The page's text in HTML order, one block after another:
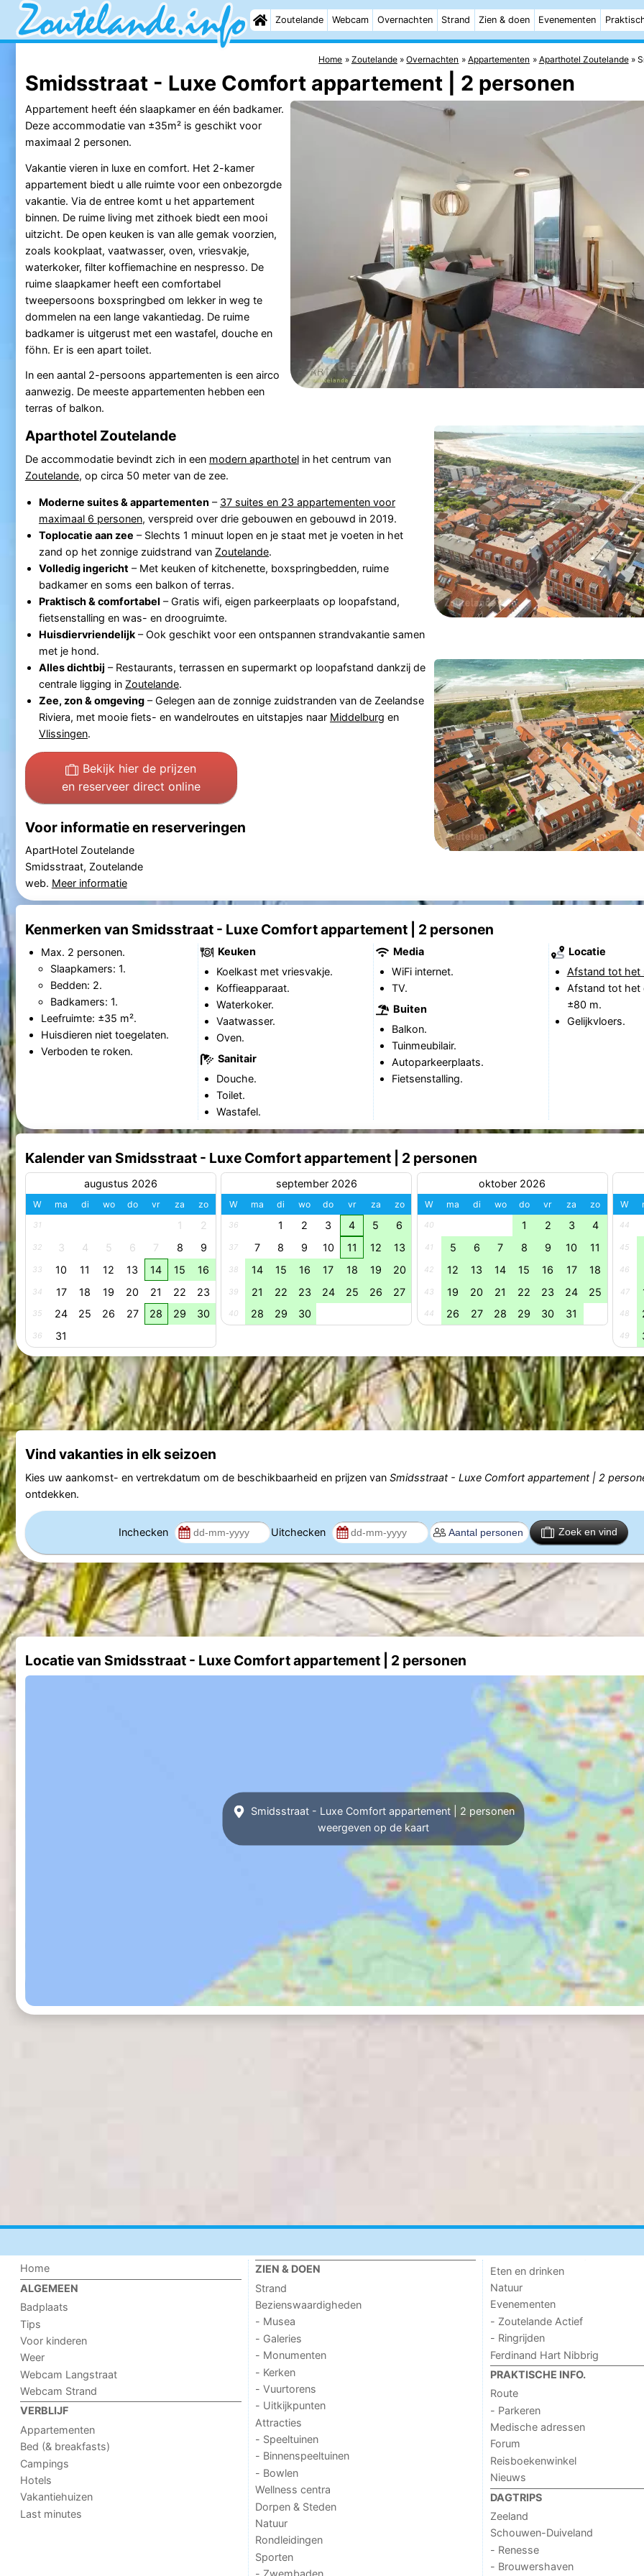
Zoutelande Webcam Overnachten Strand Zien & doen Evenementen
Home Zoutelande Overnachten Appartementen Aparthotel Zoutelande
Smidsstraat - Luxe Comfort appartement | 2 personen
Appartement heeft één slaapkamer en één badkamer.
Deze accommodatie van ±35m² is geschikt voor
maximaal 2 personen.
Vakantie vieren in luxe en comfort. Het 2-kamer
appartement biedt u alle ruimte voor een onbezorgde
vakantie. Via de entree komt u het appartement
binnen. De ruime living met zithoek biedt een mooi
uitzicht. De open keuken is van alle gemak voorzien,
zoals kookplaat, vaatwasser, oven, vriesvakje,
waterkoker, filter koffiemachine en nespresso. De
ruime slaapkamer heeft een comfortabel
tweepersoons boxspringbed om lekker in weg te
dommelen na een lange vakantiedag. De ruime
badkamer is uitgerust met een wastafel, douche en
föhn. Er is een apart toilet.
In een aantal 2-persoons appartementen is een airco
aanwezig. De meeste appartementen hebben een
terras of balkon.
Aparthotel Zoutelande
De accommodatie bevindt zich in een modern aparthotelin het centrum van
Zoutelande, op circa 50 meter van de zee.
Moderne suites & appartementen – 37 suites en 23 appartementen voor
maximaal 6 personen, verspreid over drie gebouwen en gebouwd in 2019.
Toplocatie aan zee – Slechts 1 minuut lopen en je staat met je voeten in het
zand op het zonnige zuidstrand van Zoutelande.
Volledig ingericht – Met keuken of kitchenette, boxspringbedden, ruime
badkamer en soms een balkon of terras.
Praktisch & comfortabel – Gratis wifi, eigen parkeerplaats op loopafstand,
fietsenstalling en was- en droogruimte.
Huisdiervriendelijk– Ook geschikt voor een ontspannen strandvakantie samen
met je hond.
Alles dichtbij – Restaurants, terrassen en supermarkt op loopafstand dankzij de
centrale ligging in Zoutelande.
Zee, zon & omgeving– Gelegen aan de zonnige zuidstranden van de Zeelandse
Riviera, met mooie fiets- en wandelroutes en uitstapjes naar Middelburg en
Vlissingen.
Bekijk hier de prijzen
en reserveer direct online
Voor informatie en reserveringen
ApartHotel Zoutelande
Smidsstraat, Zoutelande
web. Meer informatie
Kenmerken van Smidsstraat - Luxe Comfort appartement | 2 personen
Max. 2 personen.
Slaapkamers: 1.
Bedden: 2.
Badkamers: 1.
Leefruimte: ±35 m².
Huisdieren niet toegelaten.
Verboden te roken.
Keuken
Koelkast met vriesvakje.
Koffieapparaat.
Waterkoker.
Vaatwasser.
Oven.
Sanitair
Douche.
Toilet.
Wastafel.
Media
WiFi internet.
TV.
Buiten
Balkon.
Tuinmeubilair.
Autoparkeerplaats.
Fietsenstalling.
Locatie
Afstand tot het
Afstand tot het
±80 m.
Gelijkvloers.
Kalender van Smidsstraat - Luxe Comfort appartement | 2 personen
augustus 2026
W ma di wo do vr za zo
31 1 2
32 3 4 5 6 7 8 9
33 10 11 12 13 14 15 16
34 17 18 19 20 21 22 23
35 24 25 26 27 28 29 30
36 31
september 2026
W ma di wo do vr za zo
36 1 2 3 4 5 6
37 7 8 9 10 11 12 13
38 14 15 16 17 18 19 20
39 21 22 23 24 25 26 27
40 28 29 30
oktober 2026
W ma di wo do vr za zo
40 1 2 3 4
41 5 6 7 8 9 10 11
42 12 13 14 15 16 17 18
43 19 20 21 22 23 24 25
44 26 27 28 29 30 31
W
44
45
46
47
48
49
Vind vakanties in elk seizoen
Kies uw aankomst- en vertrekdatum om de beschikbaarheid en prijzen van Smidsstraat - Luxe Comfort appartement | 2
ontdekken.
Inchecken Uitchecken Zoek en vind
Locatie van Smidsstraat - Luxe Comfort appartement | 2 personen
Smidsstraat - Luxe Comfort appartement | 2 personen
weergeven op de kaart
Home
ALGEMEEN
Badplaats
Tips
Voor kinderen
Weer
Webcam Langstraat
Webcam Strand
VERBLIJF
Appartementen
Bed (& breakfasts)
Campings
Hotels
Vakantiehuizen
Last minutes
ZIEN & DOEN
Strand
Bezienswaardigheden
- Musea
- Galeries
- Monumenten
- Kerken
- Vuurtorens
- Uitkijkpunten
Attracties
- Speeltuinen
- Binnenspeeltuinen
- Bowlen
Wellness centra
Dorpen & Steden
Natuur
Rondleidingen
Sporten
- Zwembaden
Eten en drinken
Natuur
Evenementen
- Zoutelande Actief
- Ringrijden
Ferdinand Hart Nibbrig
PRAKTISCHE INFO.
Route
- Parkeren
Medische adressen
Forum
Reisboekenwinkel
Nieuws
DAGTRIPS
Zeeland
Schouwen-Duiveland
- Renesse
- Brouwershaven